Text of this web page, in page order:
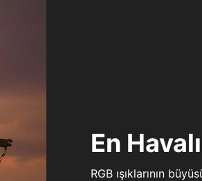
En
RGB ışıklarının